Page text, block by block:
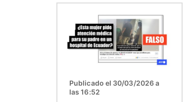
Publicado el 30/03/2026 a
las 16:52